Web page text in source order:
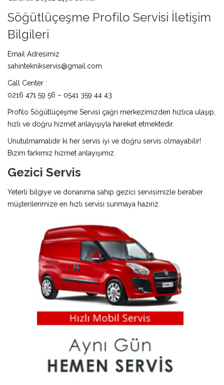
Söğütlüçeşme Profilo Servisi İletişim
Bilgileri
Email Adresimiz
sahinteknikservis@gmail.com
Call Center :
0216 471 59 56 – 0541 359 44 43
Profilo Söğütlüçeşme Servisi çağrı merkezimizden hızlıca ulaşıp,
hızlı ve doğru hizmet anlayışıyla hareket etmektedir.
Unutulmamalıdır ki her servis iyi ve doğru servis olmayabilir!
Bizim farkımız hizmet anlayışımız.
Gezici Servis
Yeterli bilgiye ve donanıma sahip gezici servisimizle beraber
müşterilerimize en hızlı servisi sunmaya hazırız.